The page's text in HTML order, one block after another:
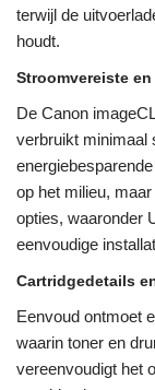
terwijl de
houdt.
Stroomvereiste
De Canon
verbruikt minimaal
op het milieu,
opties, waaronder
eenvoudige
Cartridgedetails
Eenvoud ontmoet
waarin toner en
vereenvoudigt het